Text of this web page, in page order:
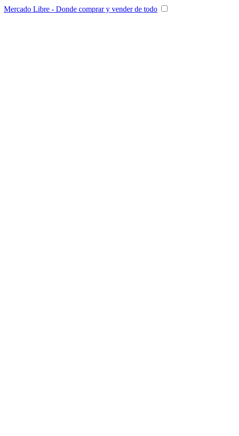
Mercado Libre - Donde comprar y vender de todo